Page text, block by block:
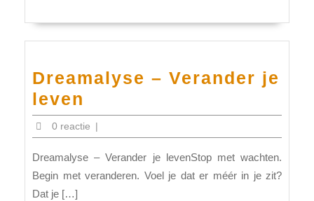
Dreamalyse – Verander je
leven
–
Verander
je
leven
0 reactie |
Dreamalyse – Verander je levenStop met wachten.
Begin met veranderen. Voel je dat er méér in je zit?
Dat je […]